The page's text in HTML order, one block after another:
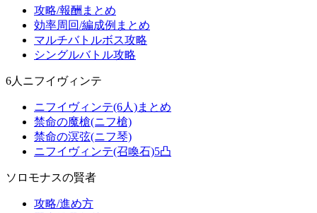
攻略/報酬まとめ
効率周回/編成例まとめ
マルチバトルボス攻略
シングルバトル攻略
6人ニフイヴィンテ
ニフイヴィンテ(6人)まとめ
禁命の魔槍(ニフ槍)
禁命の溟弦(ニフ琴)
ニフイヴィンテ(召喚石)5凸
ソロモナスの賢者
攻略/進め方